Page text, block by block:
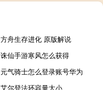
方舟生存进化 原版解说
诛仙手游寒风怎么获得
元气骑士怎么登录账号华为
艾尔登法环容量大小